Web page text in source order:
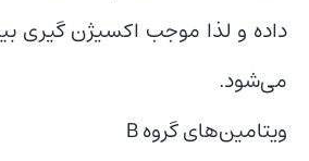
داده و لذا موجب اکسیژن گیری
می‌شود.
ویتامین‌های گروه B